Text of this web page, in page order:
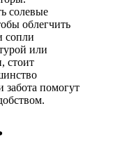
солевые
облегчить
сопли
или
стоит
забота помогут